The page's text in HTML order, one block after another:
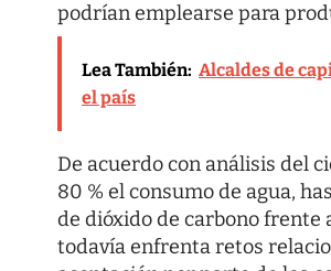
podrían emplearse para
Lea También: Alcaldes de
el país
De acuerdo con análisis del
80 % el consumo de agua,
de dióxido de carbono frente
todavía enfrenta retos